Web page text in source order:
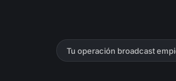
Tu operación broadcast